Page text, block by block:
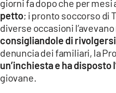
ILVIBONESE.IT
CATANZAROCHANNEL.IT
LACAPITALENEWS.IT
giorni fa dopo che per mesi
petto; i pronto soccorso di
diverse occasioni l’avevano
consigliandole di
denuncia dei familiari, la
un’inchiesta e ha disposto
giovane.